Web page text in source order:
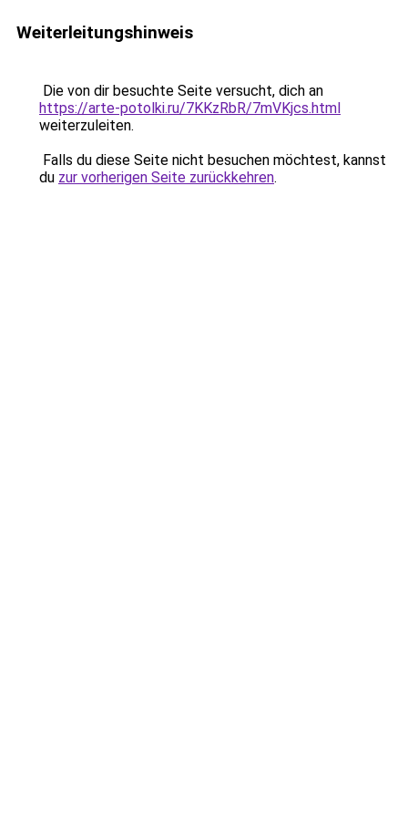
Weiterleitungshinweis
Die von dir besuchte Seite versucht, dich an
https://arte-potolki.ru/7KKzRbR/7mVKjcs.html
weiterzuleiten.
Falls du diese Seite nicht besuchen möchtest, kannst
du zur vorherigen Seite zurückkehren.